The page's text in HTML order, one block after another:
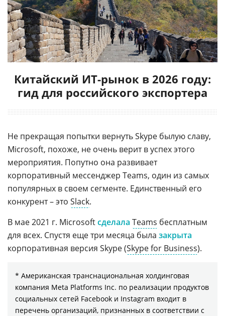
Китайский ИТ-рынок в 2026 году:
гид для российского экспортера
Не прекращая попытки вернуть Skype былую славу,
Microsoft, похоже, не очень верит в успех этого
мероприятия. Попутно она развивает
корпоративный мессенджер Teams, один из самых
популярных в своем сегменте. Единственный его
конкурент – это Slack.
В мае 2021 г. Microsoftсделала Teams бесплатным
для всех. Спустя еще три месяца была закрыта
корпоративная версия Skype (Skype for Business).
* Американская транснациональная холдинговая
компания Meta Platforms Inc. по реализации продуктов
социальных сетей Facebook и Instagram входит в
перечень организаций, признанных в соответствии с